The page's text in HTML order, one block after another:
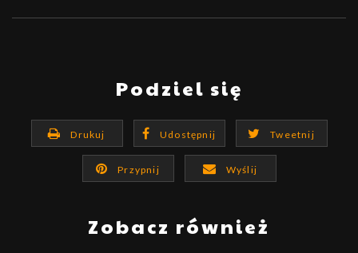
Podziel się
Drukuj Udostępnij Tweetnij
Przypnij Wyślij
Zobacz również